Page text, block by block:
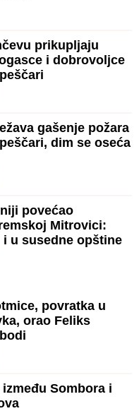
prikupljaju
i dobrovoljce
gašenje požara
dim se oseća
povećao
Mitrovici:
u susedne opštine
povratka u
orao Feliks
Sombora i